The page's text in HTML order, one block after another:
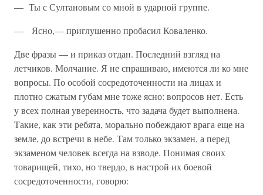
— Ты с Султановым со мной в ударной группе.
— Ясно,— приглушенно пробасил Коваленко.
Две фразы — и приказ отдан. Последний взгляд на
летчиков. Мол­чание. Я не спрашиваю, имеются ли ко мне
вопросы. По особой сосре­доточенности на лицах и
плотно сжатым губам мне тоже ясно: вопросов нет. Есть
у всех полная уверенность, что задача будет выпол­нена.
Такие, как эти ребята, морально побеждают врага еще на
зем­ле, до встречи в небе. Там только экзамен, а перед
экзаменом человек всегда на взводе. Понимая своих
товарищей, тихо, но твердо, в на­строй их боевой
сосредоточенности, говорю: